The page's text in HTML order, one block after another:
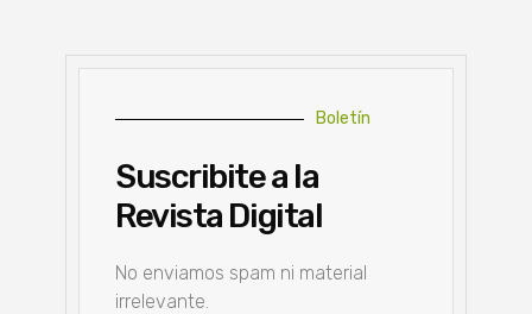
Boletín
Suscribite a la
Revista Digital
No enviamos spam ni material
irrelevante.